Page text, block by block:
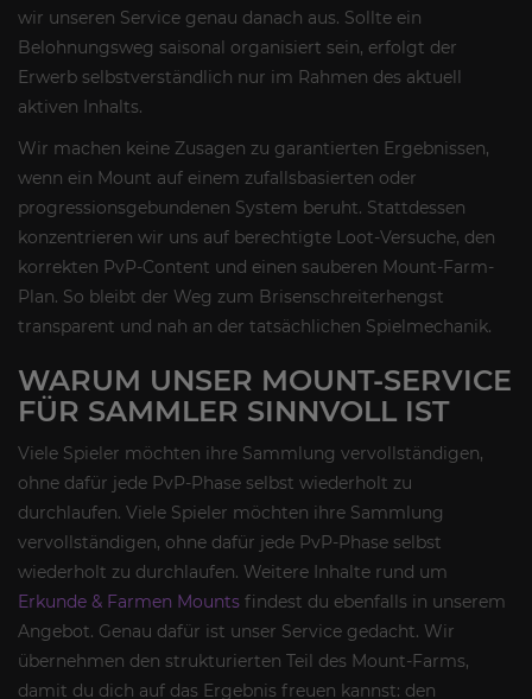
wir unseren Service genau danach aus. Sollte ein
Belohnungsweg saisonal organisiert sein, erfolgt der
Erwerb selbstverständlich nur im Rahmen des aktuell
aktiven Inhalts.
Wir machen keine Zusagen zu garantierten Ergebnissen,
wenn ein Mount auf einem zufallsbasierten oder
progressionsgebundenen System beruht. Stattdessen
konzentrieren wir uns auf berechtigte Loot-Versuche, den
korrekten PvP-Content und einen sauberen Mount-Farm-
Plan. So bleibt der Weg zum Brisenschreiterhengst
transparent und nah an der tatsächlichen Spielmechanik.
WARUM UNSER MOUNT-SERVICE
FÜR SAMMLER SINNVOLL IST
Viele Spieler möchten ihre Sammlung vervollständigen,
ohne dafür jede PvP-Phase selbst wiederholt zu
durchlaufen. Viele Spieler möchten ihre Sammlung
vervollständigen, ohne dafür jede PvP-Phase selbst
wiederholt zu durchlaufen. Weitere Inhalte rund um
Erkunde & Farmen Mounts findest du ebenfalls in unserem
Angebot. Genau dafür ist unser Service gedacht. Wir
übernehmen den strukturierten Teil des Mount-Farms,
damit du dich auf das Ergebnis freuen kannst: den